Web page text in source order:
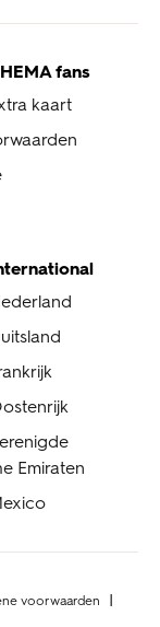
fans
kaart
Emiraten
voorwaarden